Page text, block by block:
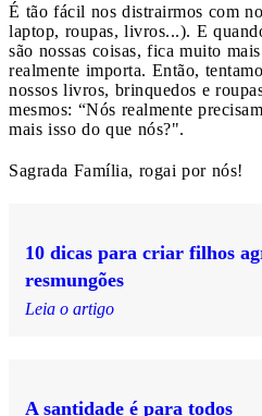
É tão fácil nos distrairmos com
laptop, roupas, livros...). E
são nossas coisas, fica muito
realmente importa. Então,
nossos livros, brinquedos e
mesmos: “Nós realmente
mais isso do que nós?".
Sagrada Família, rogai por nós!
10 dicas para criar filhos
resmungões
Leia o artigo
A santidade é para todos